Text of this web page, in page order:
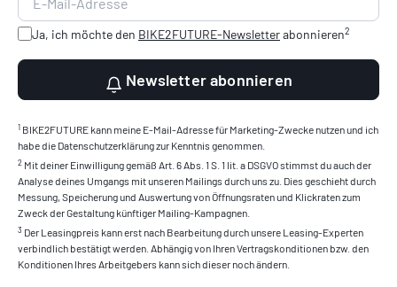
Ja, ich möchte den BIKE2FUTURE-Newsletterabonnieren2
Newsletter abonnieren
1 BIKE2FUTURE kann meine E-Mail-Adresse für Marketing-Zwecke nutzen und ich
habe die Datenschutzerklärung zur Kenntnis genommen.
2 Mit deiner Einwilligung gemäß Art. 6 Abs. 1 S. 1 lit. a DSGVO stimmst du auch der
Analyse deines Umgangs mit unseren Mailings durch uns zu. Dies geschieht durch
Messung, Speicherung und Auswertung von Öffnungsraten und Klickraten zum
Zweck der Gestaltung künftiger Mailing-Kampagnen.
3 Der Leasingpreis kann erst nach Bearbeitung durch unsere Leasing-Experten
verbindlich bestätigt werden. Abhängig von Ihren Vertragskonditionen bzw. den
Konditionen Ihres Arbeitgebers kann sich dieser noch ändern.